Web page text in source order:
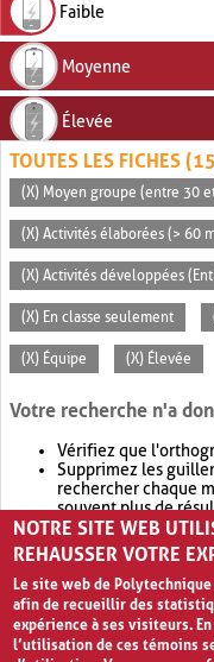
Faible
Moyenne
Élevée
TOUTES LES FICHES
(X) Moyen groupe (entre 30
(X) Activités élaborées (> 60
(X) Activités développées
(X) En classe seulement
(X) Équipe (X) Élevée
Votre recherche n'a
Vérifiez que
Supprimez les
rechercher chaque
souvent plus de
Envisagez d'élargir
retournera souvent
NOTRE SITE WEB
REHAUSSER VOTRE
Le site web de
afin de recueillir des
expérience à ses visiteurs.
l’utilisation de ces témoins